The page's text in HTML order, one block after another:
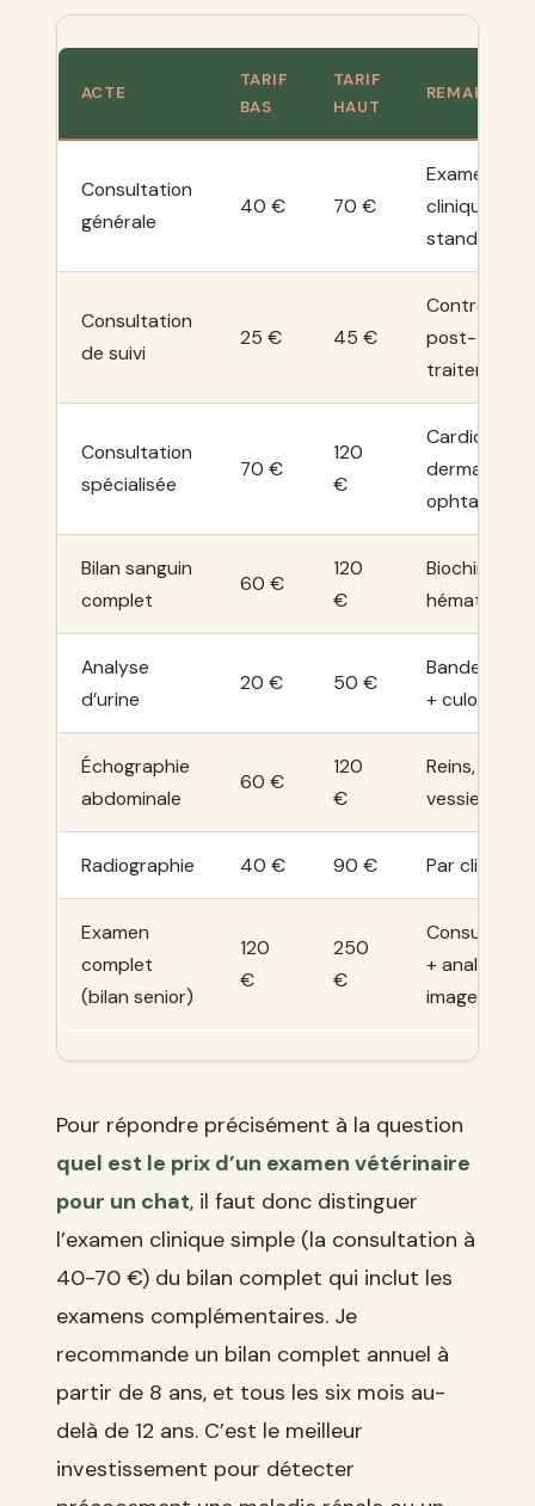
ACTE
TARIF
BAS
TARIF
HAUT
REMARQUE
Consultation
générale
40 € 70 €
Examen
clinique
standard
Consultation
de suivi
25 € 45 €
Contrôle
post-
traitement
Consultation
spécialisée
70 €
120
€
Cardio,
dermato,
ophtalmo
Bilan sanguin
complet
60 €
120
€
Biochimie +
hématologie
Analyse
d’urine
20 € 50 €
Bandelette
+ culot
Échographie
abdominale
60 €
120
€
Reins, foie,
vessie
Radiographie 40 € 90 € Par cliché
Examen
complet
(bilan senior)
120
€
250
€
+ analyses +
imagerie
Pour répondre précisément à la question
quel est le prix d’un examen vétérinaire
pour un chat, il faut donc distinguer
l’examen clinique simple (la consultation à
40-70 €) du bilan complet qui inclut les
examens complémentaires. Je
recommande un bilan complet annuel à
partir de 8 ans, et tous les six mois au-
delà de 12 ans. C’est le meilleur
investissement pour détecter